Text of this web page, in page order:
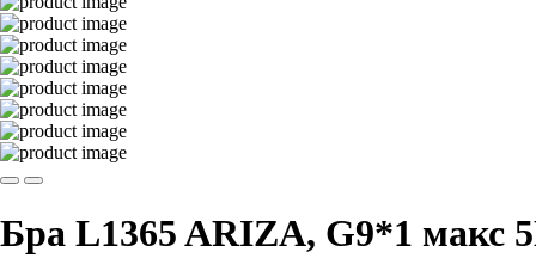
Бра L1365 ARIZA, G9*1 макс